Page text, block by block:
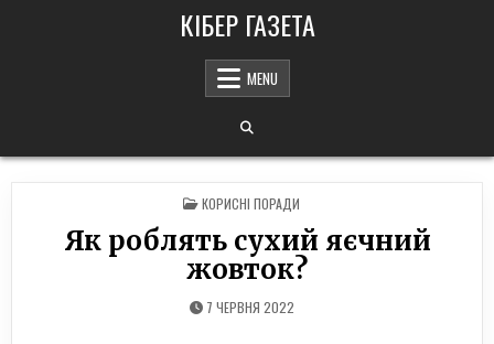
КІБЕР ГАЗЕТА
MENU
POSTED
IN
КОРИСНІ ПОРАДИ
Як роблять сухий яєчний
жовток?
7 ЧЕРВНЯ 2022